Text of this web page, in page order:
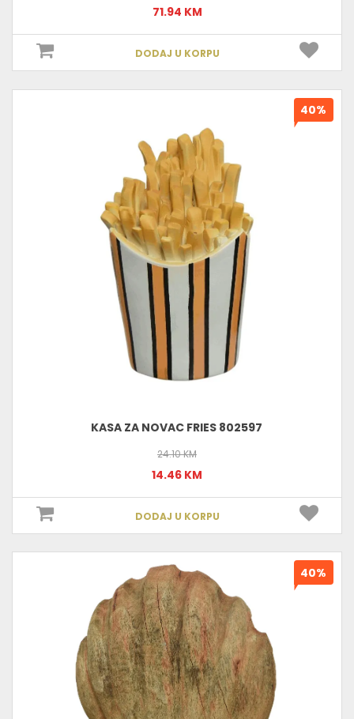
71.94 KM
DODAJ U KORPU
KASA ZA NOVAC FRIES 802597
24.10 KM
14.46 KM
DODAJ U KORPU
40%
40%